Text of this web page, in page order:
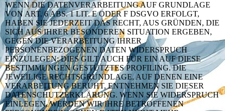
WENN DIE DATENVERARBEITUNG AUF GRUNDLAGE
VON ART. 6 ABS. 1 LIT. E ODER F DSGVO ERFOLGT,
HABEN SIE JEDERZEIT DAS RECHT, AUS GRÜNDEN, DIE
SICH AUS IHRER BESONDEREN SITUATION ERGEBEN,
GEGEN DIE VERARBEITUNG IHRER
PERSONENBEZOGENEN DATEN WIDERSPRUCH
EINZULEGEN; DIES GILT AUCH FÜR EIN AUF DIESE
BESTIMMUNGEN GESTÜTZTES PROFILING. DIE
JEWEILIGE RECHTSGRUNDLAGE, AUF DENEN EINE
VERARBEITUNG BERUHT, ENTNEHMEN SIE DIESER
DATENSCHUTZERKLÄRUNG. WENN SIE WIDERSPRUCH
EINLEGEN, WERDEN WIR IHRE BETROFFENEN